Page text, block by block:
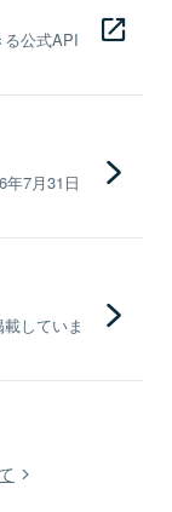
公式API
7月31日
していま